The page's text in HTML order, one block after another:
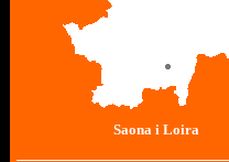
Saona i Loira